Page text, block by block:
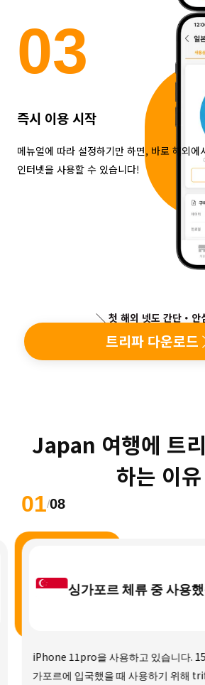
03
즉시 이용 시작
메뉴얼에 따라 설정하기만 하면, 바로 해외에
인터넷을 사용할 수 있습니다!
＼ 첫 해외 넷도 간단・안
트리파 다운로드
하는 이유
01/08
싱가포르 체류 중 사용
iPhone 11pro을 사용하고 있습니다.
가포르에 입국했을 때 사용하기 위해